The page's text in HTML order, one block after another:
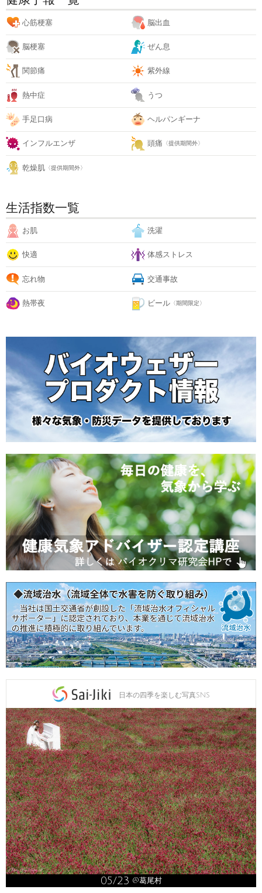
心筋梗塞 脳出血
脳梗塞 ぜん息
関節痛 紫外線
熱中症 うつ
手足口病 ヘルパンギーナ
インフルエンザ 頭痛 〈提供期間外〉
乾燥肌 〈提供期間外〉
生活指数一覧
お肌 洗濯
快適 体感ストレス
忘れ物 交通事故
熱帯夜 ビール 〈期間限定〉
日本の四季を楽しむ写真SNS
05/23 @葛尾村